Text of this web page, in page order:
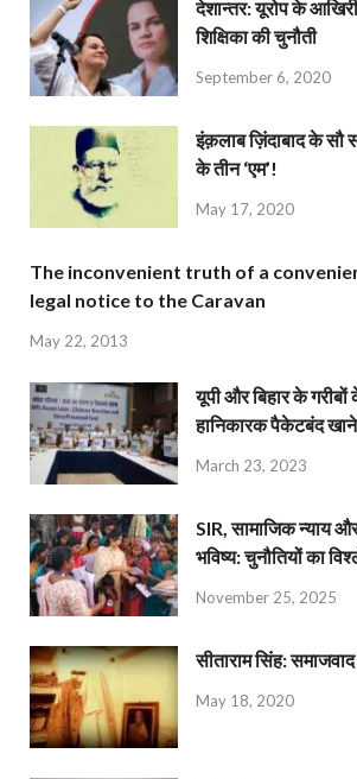
देशान्‍तर: यूरोप के
शिक्षिका की चुनौती
September 6, 2020
इंक़लाब ज़िंदाबाद के सौ
के तीन ‘एम’!
May 17, 2020
The inconvenient truth of a
legal notice to the Caravan
May 22, 2013
यूपी और बिहार के गरीबों
हानिकारक पैकेटबंद
March 23, 2023
SIR, सामाजिक न्याय
भविष्य: चुनौतियों का
November 25, 2025
सीताराम सिंह:
May 18, 2020